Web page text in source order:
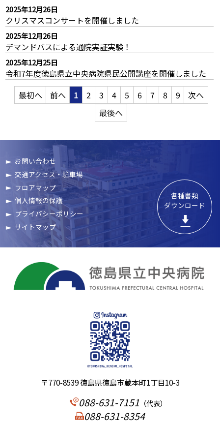
2025年12月26日
クリスマスコンサートを開催しました
2025年12月26日
デマンドバスによる通院実証実験！
2025年12月25日
令和7年度徳島県立中央病院県民公開講座を開催しました
最初へ
前へ 1 2 3 4 5 6 7 8 9
次へ
最後へ
お問い合わせ
交通アクセス・駐車場
フロアマップ
個人情報の保護
プライバシーポリシー
サイトマップ
各種書類
ダウンロード
〒770-8539 徳島県徳島市蔵本町1丁目10-3
088-631-7151 （代表）
088-631-8354